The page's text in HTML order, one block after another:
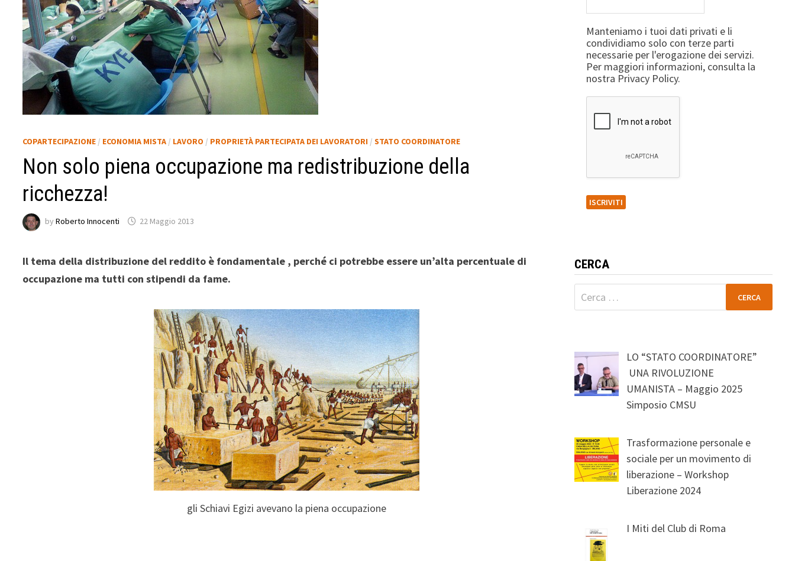
COPARTECIPAZIONE / ECONOMIA MISTA / LAVORO / PROPRIETÀ PARTECIPATA DEI LAVORATORI /STATO COORDINATORE
Non solo piena occupazione ma redistribuzione della
ricchezza!
byRoberto Innocenti 22 Maggio 2013
Il tema della distribuzione del reddito è fondamentale , perché ci potrebbe essere un’alta percentuale di
occupazione ma tutti con stipendi da fame.
gli Schiavi Egizi avevano la piena occupazione
Manteniamo i tuoi dati privati e li
condividiamo solo con terze parti
necessarie per l'erogazione dei servizi.
Per maggiori informazioni, consulta la
nostra Privacy Policy.
CERCA
Ricerca
per:
LO “STATO COORDINATORE”
UNA RIVOLUZIONE
UMANISTA – Maggio 2025
Simposio CMSU
Trasformazione personale e
sociale per un movimento di
liberazione – Workshop
Liberazione 2024
I Miti del Club di Roma